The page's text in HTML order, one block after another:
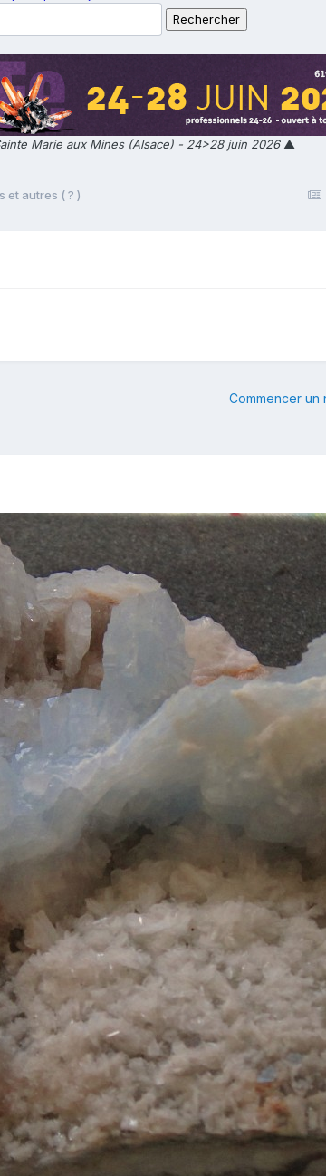
Marie aux Mines (Alsace) - 24>28 juin 2026▲
et autres ( ? )
Commencer un